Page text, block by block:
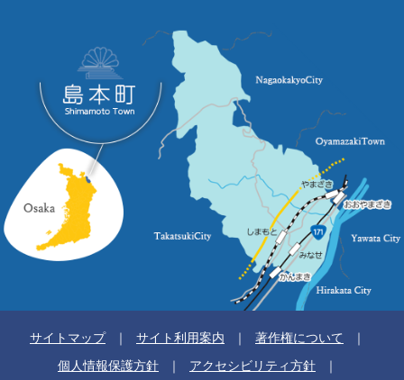
サイトマップ サイト利用案内
著作権について
個人情報保護方針
アクセシビリティ方針